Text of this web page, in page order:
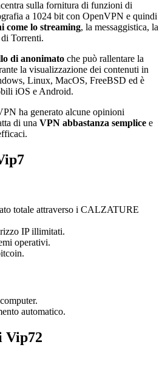
sulla fornitura di funzioni di
a 1024 bit con OpenVPN e quindi
come lo streaming, la messaggistica, la
Torrenti.
di anonimato che può rallentare la
la visualizzazione dei contenuti in
Linux, MacOS, FreeBSD ed è
iOS e Android.
ha generato alcune opinioni
di una VPN abbastanza semplice e
totale attraverso i CALZATURE
IP illimitati.
operativi.
automatico.
Vip72